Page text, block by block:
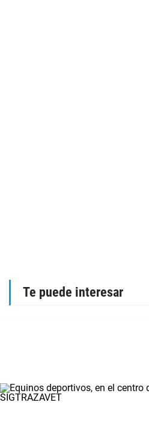
Te puede interesar